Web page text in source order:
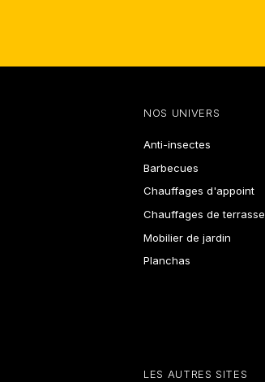
NOS UNIVERS
Anti-insectes
Barbecues
Chauffages d'appoint
Chauffages de terrasse
Mobilier de jardin
Planchas
LES AUTRES SITES